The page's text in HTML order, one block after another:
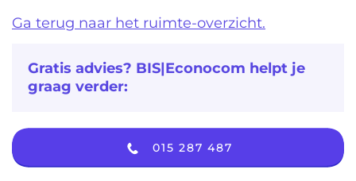
Ga terug naar het ruimte-overzicht.
Gratis advies? BIS|Econocom helpt je
graag verder:
015 287 487